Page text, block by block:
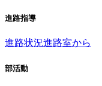
進路指導
進路状況進路室から
部活動